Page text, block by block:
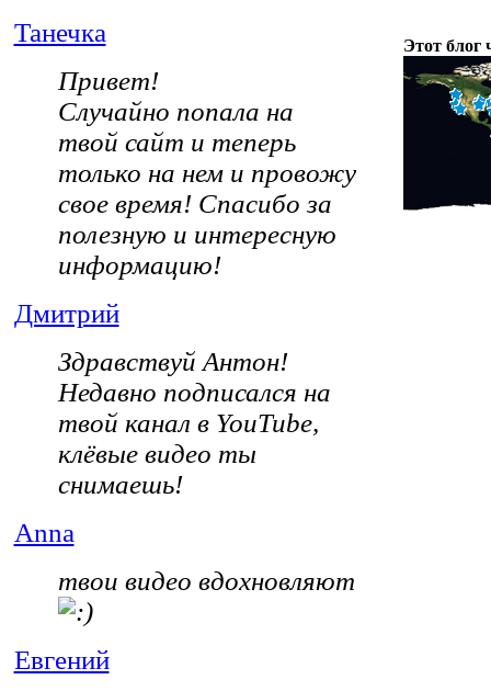
Танечка
Привет!
Случайно попала на
твой сайт и теперь
только на нем и провожу
свое время! Спасибо за
полезную и интересную
информацию!
Дмитрий
Здравствуй Антон!
Недавно подписался на
твой канал в YouTube,
клёвые видео ты
снимаешь!
Anna
твои видео вдохновляют
Евгений
Этот блог